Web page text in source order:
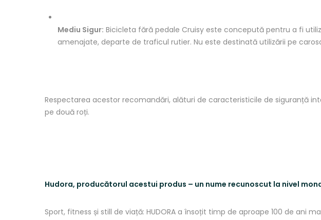
Mediu Sigur: Bicicleta fără pedale Cruisy este concepută pentru a fi
amenajate, departe de traficul rutier. Nu este destinată utilizării pe
Respectarea acestor recomandări, alături de caracteristicile de siguranță
pe două roți.
Hudora, producătorul acestui produs – un nume recunoscut la nivel
Sport, fitness și still de viață: HUDORA a însoțit timp de aproape 100 de ani